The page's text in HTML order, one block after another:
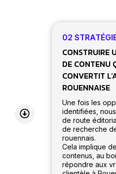
02
CONSTRUIRE
DE CONTENU
CONVERTIT
ROUENNAISE
Une fois les
identifiées,
de route
de recherche
rouennais.
Cela implique
contenus, au
répondre aux